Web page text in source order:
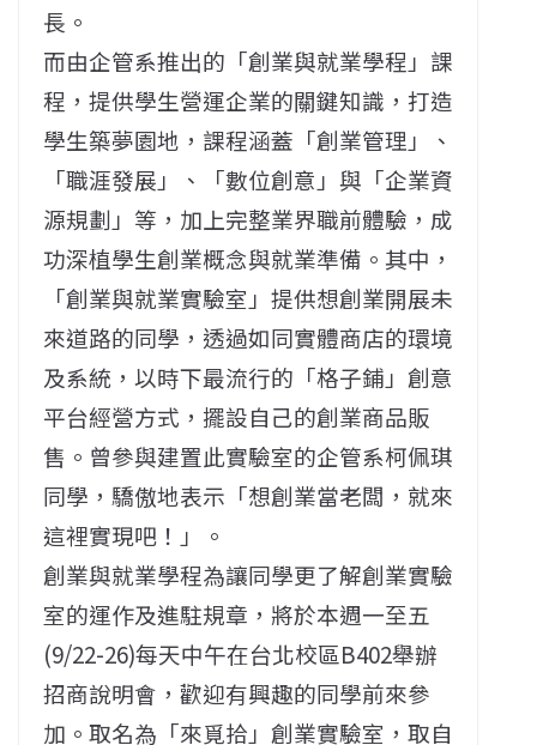
長。
而由企管系推出的「創業與就業學程」課
程，提供學生營運企業的關鍵知識，打造
學生築夢園地，課程涵蓋「創業管理」、
「職涯發展」、「數位創意」與「企業資
源規劃」等，加上完整業界職前體驗，成
功深植學生創業概念與就業準備。其中，
「創業與就業實驗室」提供想創業開展未
來道路的同學，透過如同實體商店的環境
及系統，以時下最流行的「格子鋪」創意
平台經營方式，擺設自己的創業商品販
售。曾參與建置此實驗室的企管系柯佩琪
同學，驕傲地表示「想創業當老闆，就來
這裡實現吧！」。
創業與就業學程為讓同學更了解創業實驗
室的運作及進駐規章，將於本週一至五
(9/22-26)每天中午在台北校區B402舉辦
招商說明會，歡迎有興趣的同學前來參
加。取名為「來覓拾」創業實驗室，取自